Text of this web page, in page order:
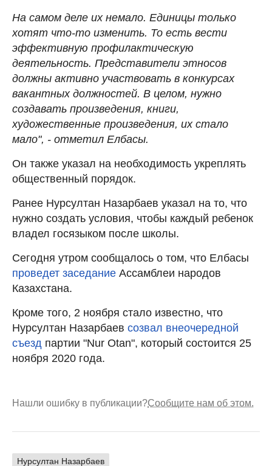
На самом деле их немало. Единицы только
хотят что-то изменить. То есть вести
эффективную профилактическую
деятельность. Представители этносов
должны активно участвовать в конкурсах
вакантных должностей. В целом, нужно
создавать произведения, книги,
художественные произведения, их стало
мало", - отметил Елбасы.
Он также указал на необходимость укреплять
общественный порядок.
Ранее Нурсултан Назарбаев указал на то, что
нужно создать условия, чтобы каждый ребенок
владел госязыком после школы.
Сегодня утром сообщалось о том, что Елбасы
проведет заседание Ассамблеи народов
Казахстана.
Кроме того, 2 ноября стало известно, что
Нурсултан Назарбаев созвал внеочередной
съезд партии "Nur Otan", который состоится 25
ноября 2020 года.
Нашли ошибку в публикации?Сообщите нам об этом.
Нурсултан Назарбаев